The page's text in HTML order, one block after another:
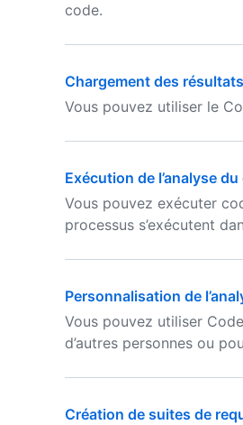
code.
Chargement des
Vous pouvez utiliser le
Exécution de l’analyse
Vous pouvez exécuter
processus s’exécutent
Personnalisation de
Vous pouvez utiliser
d’autres personnes ou
Création de suites de